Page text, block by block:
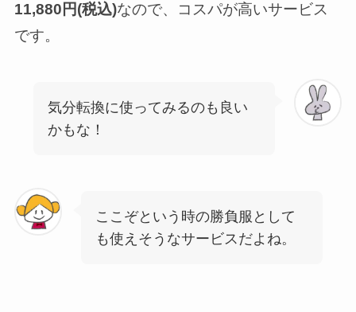
11,880円(税込)なので、コスパが高いサービス
です。
気分転換に使ってみるのも良い
かもな！
ここぞという時の勝負服として
も使えそうなサービスだよね。